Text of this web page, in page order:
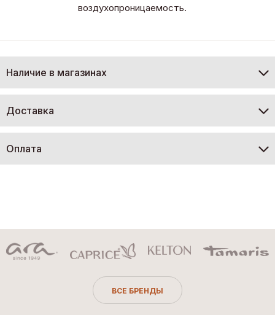
воздухопроницаемость.
Наличие в магазинах
Доставка
Оплата
ВСЕ БРЕНДЫ